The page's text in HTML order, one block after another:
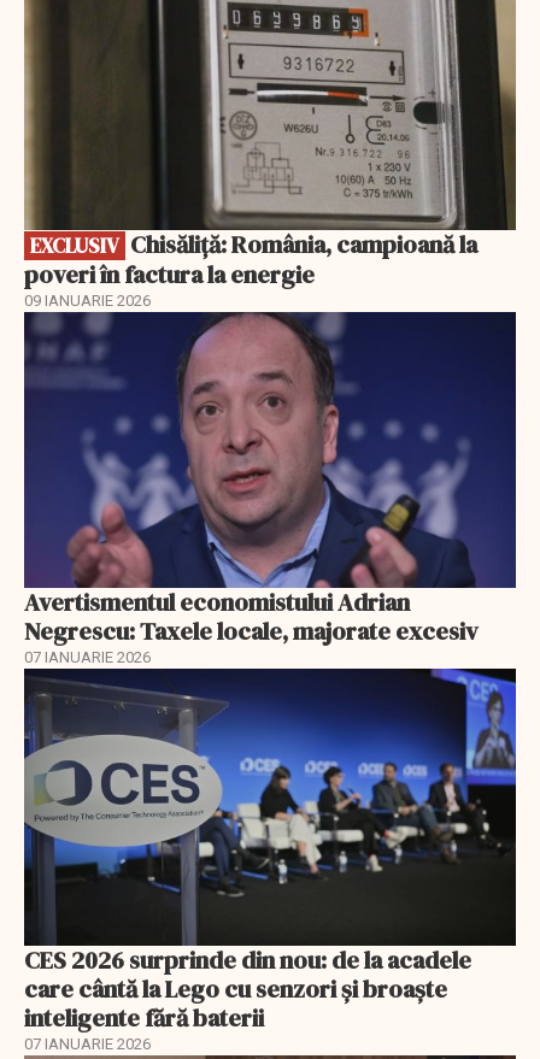
EXCLUSIV
poveri în factura la energie
09 IANUARIE 2026
Avertismentul economistului Adrian
Negrescu: Taxele locale, majorate excesiv
07 IANUARIE 2026
CES 2026 surprinde din nou: de la acadele
care cântă la Lego cu senzori și broaște
inteligente fără baterii
07 IANUARIE 2026